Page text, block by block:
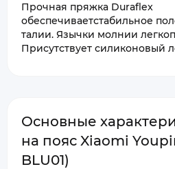
Прочная пряжка Duraflex
обеспечиваетстабильное
талии. Язычки молнии
Присутствует силиконовый
Основные
на пояс Xiaomi
BLU01)